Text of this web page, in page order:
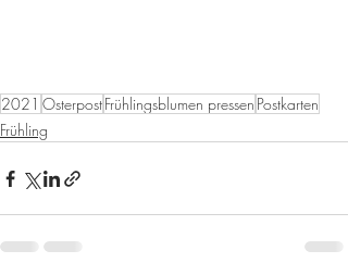
2021 OsterpostFrühlingsblumen pressen Postkarten
Frühling